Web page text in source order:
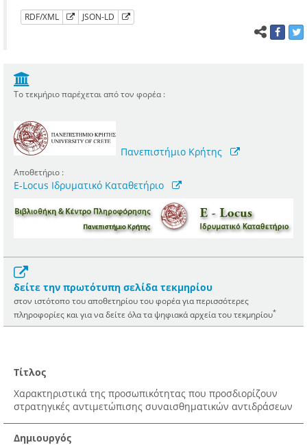
RDF/XML JSON-LD
Το τεκμήριο παρέχεται από τον φορέα :
Πανεπιστήμιο Κρήτης
Αποθετήριο :
E-Locus Ιδρυματικό Καταθετήριο
δείτε την πρωτότυπη σελίδα τεκμηρίου
στον ιστότοπο του αποθετηρίου του φορέα για περισσότερες
πληροφορίες και για να δείτε όλα τα ψηφιακά αρχεία του τεκμηρίου*
Τίτλος
Χαρακτηριστικά της προσωπικότητας που προσδιορίζουν
στρατηγικές αντιμετώπισης συναισθηματικών αντιδράσεων
Δημιουργός